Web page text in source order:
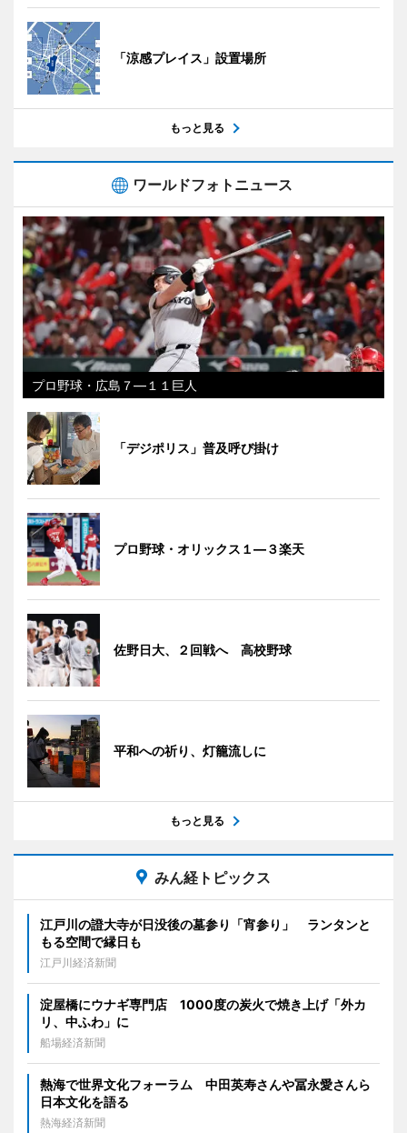
「涼感プレイス」設置場所
もっと見る
ワールドフォトニュース
プロ野球・広島７―１１巨人
「デジポリス」普及呼び掛け
プロ野球・オリックス１―３楽天
佐野日大、２回戦へ 高校野球
平和への祈り、灯籠流しに
もっと見る
みん経トピックス
江戸川の證大寺が日没後の墓参り「宵参り」 ランタンと
もる空間で縁日も
江戸川経済新聞
淀屋橋にウナギ専門店 1000度の炭火で焼き上げ「外カ
リ、中ふわ」に
船場経済新聞
熱海で世界文化フォーラム 中田英寿さんや冨永愛さんら
日本文化を語る
熱海経済新聞